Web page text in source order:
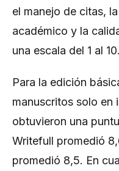
el manejo de citas,
académico y la
una escala del 1 al 10.
Para la edición
manuscritos solo en
obtuvieron una
Writefull promedió
promedió 8,5. En